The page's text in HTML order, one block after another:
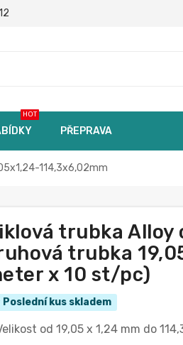
HOT
PŘEPRAVA
114,3x6,02mm
trubka Alloy
trubka
x 10 st/pc)
Poslední kus skladem
od 19,05 x 1,24 mm do